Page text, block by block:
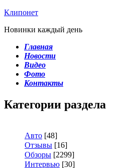
Клипонет
Новинки каждый день
Главная
Новости
Видео
Фото
Контакты
Категории раздела
Авто [48]
Отзывы [16]
Обзоры [2299]
Интервью [30]